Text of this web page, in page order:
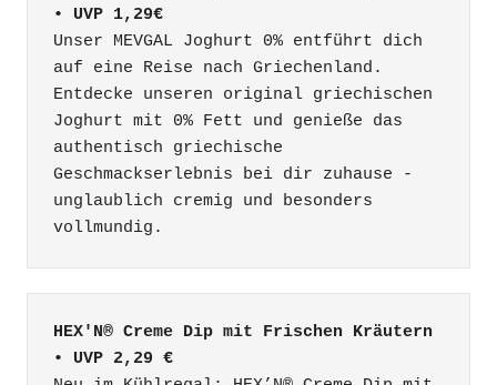
• UVP 1,29€
Unser MEVGAL Joghurt 0% entführt dich
auf eine Reise nach Griechenland.
Entdecke unseren original griechischen
Joghurt mit 0% Fett und genieße das
authentisch griechische
Geschmackserlebnis bei dir zuhause -
unglaublich cremig und besonders
vollmundig.
HEX'N® Creme Dip mit Frischen Kräutern
• UVP 2,29 €